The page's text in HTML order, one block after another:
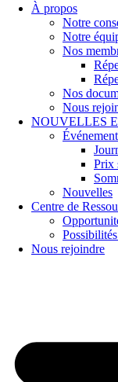
À propos
Notre
Notre
Nos
Nos
Nous
NOUVELLES
Prix
Nouvelles
Centre de
Nous rejoindre